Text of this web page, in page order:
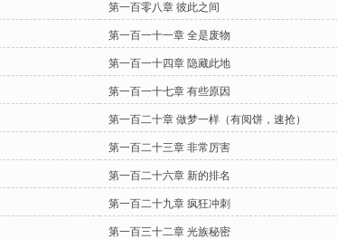
第一百零八章 彼此之间
第一百一十一章 全是废物
第一百一十四章 隐藏此地
第一百一十七章 有些原因
第一百二十章 做梦一样（有阅饼，速抢）
第一百二十三章 非常厉害
第一百二十六章 新的排名
第一百二十九章 疯狂冲刺
第一百三十二章 光族秘密